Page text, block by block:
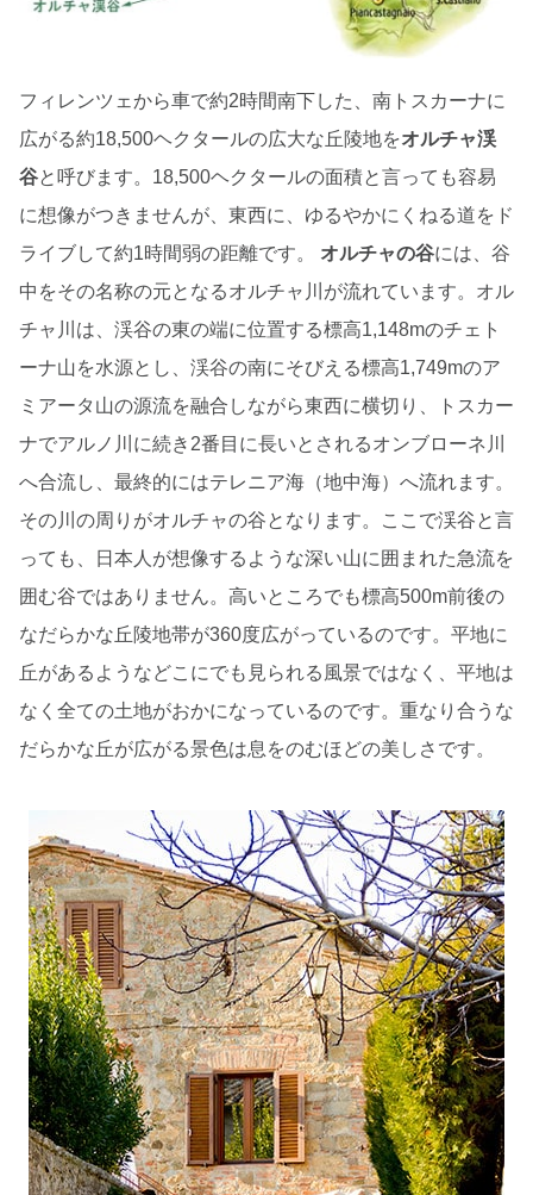
フィレンツェから車で約2時間南下した、南トスカーナに
広がる約18,500ヘクタールの広大な丘陵地をオルチャ渓
谷と呼びます。18,500ヘクタールの面積と言っても容易
に想像がつきませんが、東西に、ゆるやかにくねる道をド
ライブして約1時間弱の距離です。
オルチャの谷には、谷
中をその名称の元となるオルチャ川が流れています。オル
チャ川は、渓谷の東の端に位置する標高1,148mのチェト
ーナ山を水源とし、渓谷の南にそびえる標高1,749mのア
ミアータ山の源流を融合しながら東西に横切り、トスカー
ナでアルノ川に続き2番目に長いとされるオンブローネ川
へ合流し、最終的にはテレニア海（地中海）へ流れます。
その川の周りがオルチャの谷となります。ここで渓谷と言
っても、日本人が想像するような深い山に囲まれた急流を
囲む谷ではありません。高いところでも標高500m前後の
なだらかな丘陵地帯が360度広がっているのです。平地に
丘があるようなどこにでも見られる風景ではなく、平地は
なく全ての土地がおかになっているのです。重なり合うな
だらかな丘が広がる景色は息をのむほどの美しさです。